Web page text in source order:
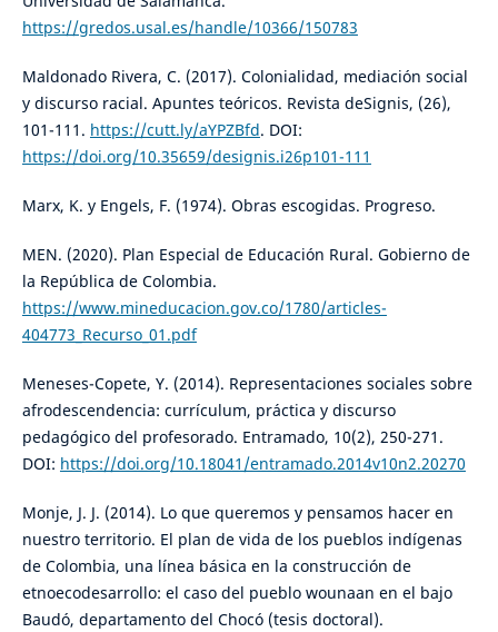
https://gredos.usal.es/handle/10366/150783
Maldonado Rivera, C. (2017). Colonialidad, mediación social
y discurso racial. Apuntes teóricos. Revista deSignis, (26),
101-111. https://cutt.ly/aYPZBfd. DOI:
https://doi.org/10.35659/designis.i26p101-111
Marx, K. y Engels, F. (1974). Obras escogidas. Progreso.
MEN. (2020). Plan Especial de Educación Rural. Gobierno de
la República de Colombia.
https://www.mineducacion.gov.co/1780/articles-
404773_Recurso_01.pdf
Meneses-Copete, Y. (2014). Representaciones sociales sobre
afrodescendencia: currículum, práctica y discurso
pedagógico del profesorado. Entramado, 10(2), 250-271.
DOI: https://doi.org/10.18041/entramado.2014v10n2.20270
Monje, J. J. (2014). Lo que queremos y pensamos hacer en
nuestro territorio. El plan de vida de los pueblos indígenas
de Colombia, una línea básica en la construcción de
etnoecodesarrollo: el caso del pueblo wounaan en el bajo
Baudó, departamento del Chocó (tesis doctoral).